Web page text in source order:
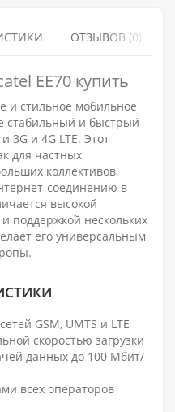
ОТЗЫВОВ (0)
EE70 купить
и стильное мобильное
стабильный и быстрый
3G и 4G LTE. Этот
для частных
коллективов,
соединению в
высокой
поддержкой нескольких
его универсальным
GSM, UMTS и LTE
скоростью загрузки
данных до 100 Мбит/
всех операторов